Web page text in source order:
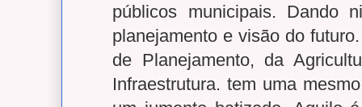
públicos municipais. Dando
planejamento e visão do
de Planejamento, da
Infraestrutura. tem uma